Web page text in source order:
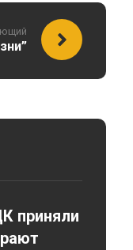
приняли